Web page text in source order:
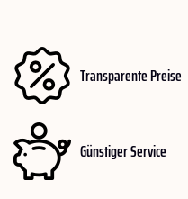
Transparente Preise
Günstiger Service